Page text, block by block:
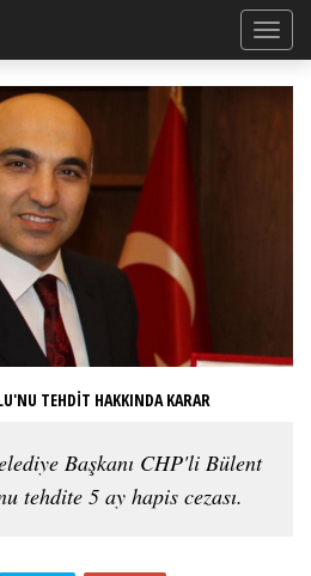
TEHDİT HAKKINDA KARAR
Başkanı CHP'li Bülent
tehdite 5 ay hapis cezası.